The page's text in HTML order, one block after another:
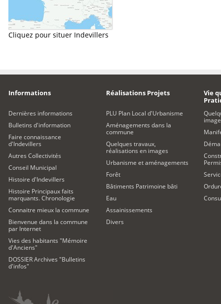
Cliquez pour situer Indevillers
Informations
Dernières informations
Bulletins d'information
Faire connaissance
d'Indevillers
Autres Collectivités
Conseil Municipal
Histoire d'Indevillers
Histoire Principaux faits
marquants. Chronologie
Connaitre mieux la commune
Bienvenue dans la commune
par Internet
Vies des habitants "Mémoire
d'Anciens"
DOSSIER Archives "Bulletins
d'infos"
Réalisations Projets
PLU Plan Local d'Urbanisme
Aménagements dans la
commune
Quelques travaux,
réalisations en images
Urbanisme et aménagements
Forêt
Bâtiments Patrimoine bâti
Eau
Assainissements
Divers
Vie